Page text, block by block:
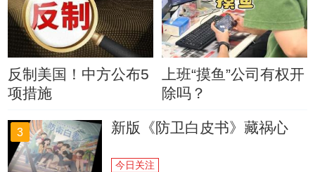
反制美国！中方公布5
项措施
上班“摸鱼”公司有权开
除吗？
3 新版《防卫白皮书》藏祸心
今日关注